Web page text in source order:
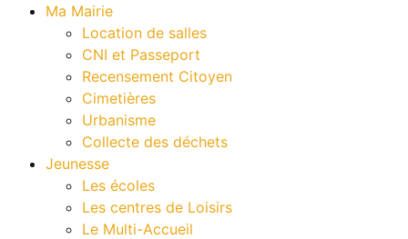
Ma Mairie
Location de salles
CNI et Passeport
Recensement Citoyen
Cimetières
Urbanisme
Collecte des déchets
Jeunesse
Les écoles
Les centres de Loisirs
Le Multi-Accueil